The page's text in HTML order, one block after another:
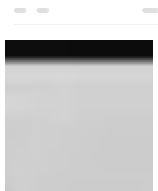
Posséder une voiture de collection, c’est bien